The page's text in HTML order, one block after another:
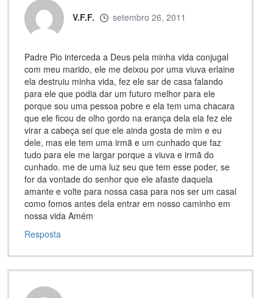
V.F.F. setembro 26, 2011
Padre Pio interceda a Deus pela minha vida conjugal
com meu marido, ele me deixou por uma viuva erlaine
ela destruiu minha vida, fez ele sar de casa falando
para ele que podia dar um futuro melhor para ele
porque sou uma pessoa pobre e ela tem uma chacara
que ele ficou de olho gordo na erança dela ela fez ele
virar a cabeça sei que ele ainda gosta de mim e eu
dele, mas ele tem uma irmã e um cunhado que faz
tudo para ele me largar porque a viuva e irmã do
cunhado. me de uma luz seu que tem esse poder, se
for da vontade do senhor que ele afaste daquela
amante e volte para nossa casa para nos ser um casal
como fomos antes dela entrar em nosso caminho em
nossa vida Amém
Resposta